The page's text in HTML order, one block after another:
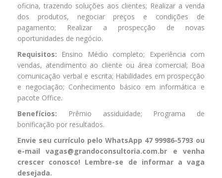
oficina, trazendo soluções aos clientes; Realizar a venda
dos produtos, negociar preços e condições de
pagamento; Realizar a prospecção de novas
oportunidades de negócio.
Requisitos: Ensino Médio completo; Experiência com
vendas, atendimento ao cliente ou área comercial; Boa
comunicação verbal e escrita; Habilidades em prospecção
e negociação; Conhecimento básico em informática e
pacote Office.
Benefícios:
Prêmio assiduidade; Programa de
bonificação por resultados.
Envie seu currículo pelo WhatsApp 47 99986-5793 ou
e-mail vagas@grandoconsultoria.com.br e venha
crescer conosco! Lembre-se de informar a vaga
desejada.